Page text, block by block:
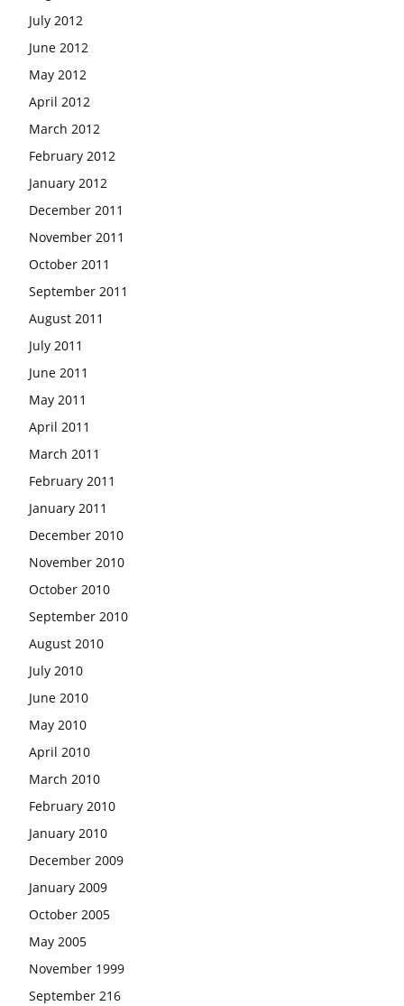
July 2012
June 2012
May 2012
April 2012
March 2012
February 2012
January 2012
December 2011
November 2011
October 2011
September 2011
August 2011
July 2011
June 2011
May 2011
April 2011
March 2011
February 2011
January 2011
December 2010
November 2010
October 2010
September 2010
August 2010
July 2010
June 2010
May 2010
April 2010
March 2010
February 2010
January 2010
December 2009
January 2009
October 2005
May 2005
November 1999
September 216